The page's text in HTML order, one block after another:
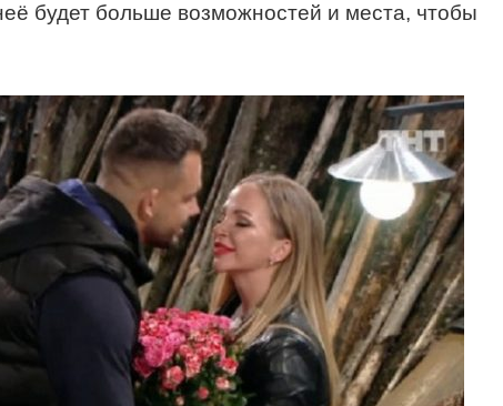
будет больше возможностей и места, чтобы